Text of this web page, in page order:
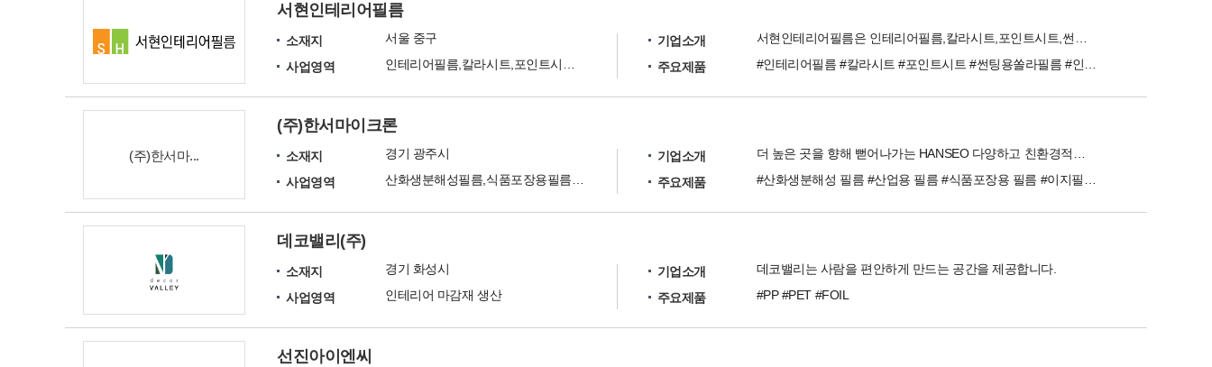
서현인테리어필름
소재지
서울 중구
사업영역
기업소개
주요제품
(주)한서마...
(주)한서마이크론
소재지
경기 광주시
사업영역
기업소개
주요제품
데코밸리(주)
소재지
경기 화성시
사업영역
인테리어 마감재 생산
기업소개
데코밸리는 사람을 편안하게 만드는 공간을 제공합니다.
주요제품
#PP #PET #FOIL
선진아이엔씨